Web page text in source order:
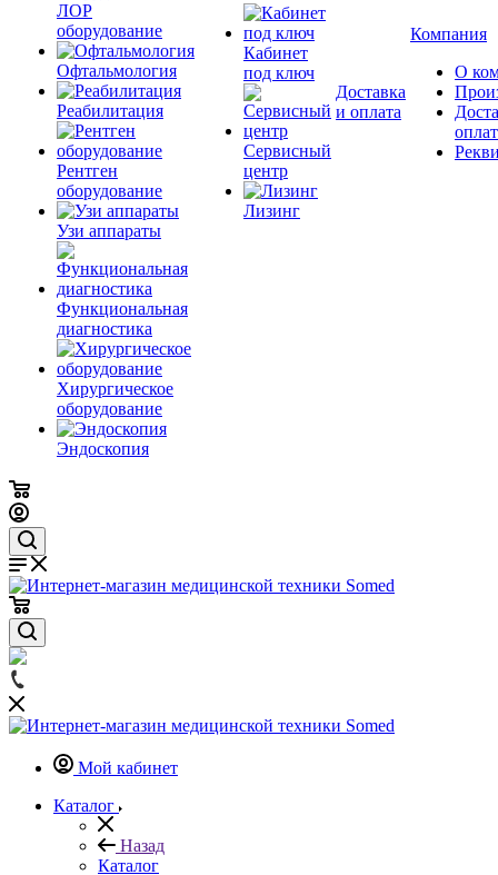
ЛОР
оборудование
Офтальмология
Реабилитация
Рентген
оборудование
Узи аппараты
Функциональная
диагностика
Хирургическое
оборудование
Эндоскопия
Кабинет
под ключ
Сервисный
центр
Лизинг
Доставка
и оплата
Компания
О
Мой кабинет
Каталог
Назад
Каталог